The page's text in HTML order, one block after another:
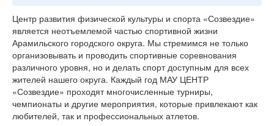
Центр развития физической культуры и спорта «Созвездие»
является неотъемлемой частью спортивной жизни
Арамильского городского округа. Мы стремимся не только
организовывать и проводить спортивные соревнования
различного уровня, но и делать спорт доступным для всех
жителей нашего округа. Каждый год МАУ ЦЕНТР
«Созвездие» проходят многочисленные турниры,
чемпионаты и другие мероприятия, которые привлекают как
любителей, так и профессиональных атлетов.